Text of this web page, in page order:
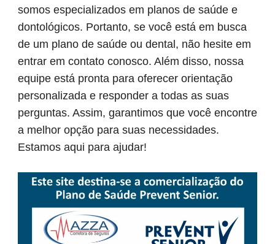
somos especializados em planos de saúde e
dontológicos. Portanto, se você está em busca
de um plano de saúde ou dental, não hesite em
entrar em contato conosco. Além disso, nossa
equipe está pronta para oferecer orientação
personalizada e responder a todas as suas
perguntas. Assim, garantimos que você encontre
a melhor opção para suas necessidades.
Estamos aqui para ajudar!